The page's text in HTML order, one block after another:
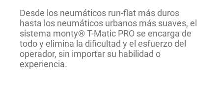
Desde los neumáticos run-flat más duros
hasta los neumáticos urbanos más suaves, el
sistema monty® T-Matic PRO se encarga de
todo y elimina la dificultad y el esfuerzo del
operador, sin importar su habilidad o
experiencia.